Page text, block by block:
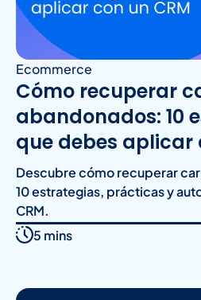
Ecommerce
Cómo recuperar
abandonados: 10
que debes aplicar
Descubre cómo recuperar
10 estrategias, prácticas y
CRM.
5 mins